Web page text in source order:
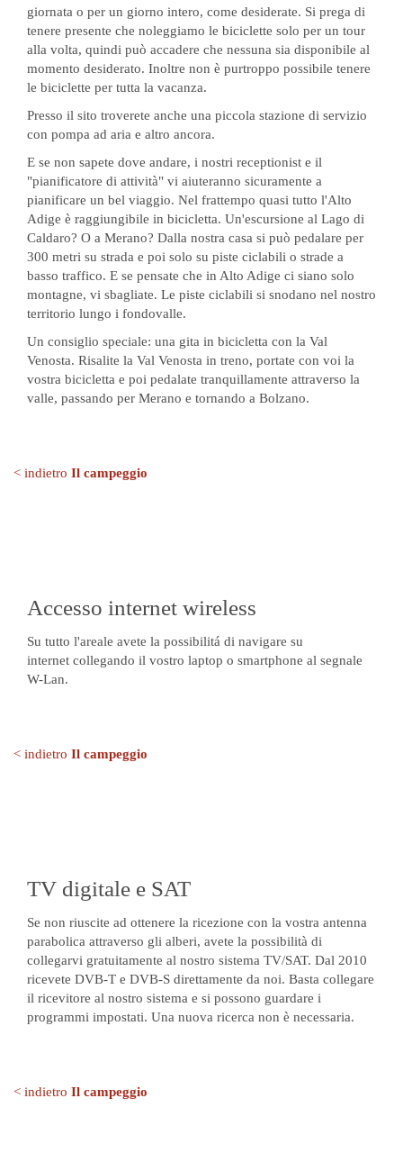
giornata o per un giorno intero, come desiderate. Si prega di
tenere presente che noleggiamo le biciclette solo per un tour
alla volta, quindi può accadere che nessuna sia disponibile al
momento desiderato. Inoltre non è purtroppo possibile tenere
le biciclette per tutta la vacanza.
Presso il sito troverete anche una piccola stazione di servizio
con pompa ad aria e altro ancora.
E se non sapete dove andare, i nostri receptionist e il
"pianificatore di attività" vi aiuteranno sicuramente a
pianificare un bel viaggio. Nel frattempo quasi tutto l'Alto
Adige è raggiungibile in bicicletta. Un'escursione al Lago di
Caldaro? O a Merano? Dalla nostra casa si può pedalare per
300 metri su strada e poi solo su piste ciclabili o strade a
basso traffico. E se pensate che in Alto Adige ci siano solo
montagne, vi sbagliate. Le piste ciclabili si snodano nel nostro
territorio lungo i fondovalle.
Un consiglio speciale: una gita in bicicletta con la Val
Venosta. Risalite la Val Venosta in treno, portate con voi la
vostra bicicletta e poi pedalate tranquillamente attraverso la
valle, passando per Merano e tornando a Bolzano.
< indietro Il campeggio
Accesso internet wireless
Su tutto l'areale avete la possibilitá di navigare su
internet collegando il vostro laptop o smartphone al segnale
W-Lan.
< indietro Il campeggio
TV digitale e SAT
Se non riuscite ad ottenere la ricezione con la vostra antenna
parabolica attraverso gli alberi, avete la possibilità di
collegarvi gratuitamente al nostro sistema TV/SAT. Dal 2010
ricevete DVB-T e DVB-S direttamente da noi. Basta collegare
il ricevitore al nostro sistema e si possono guardare i
programmi impostati. Una nuova ricerca non è necessaria.
< indietro Il campeggio